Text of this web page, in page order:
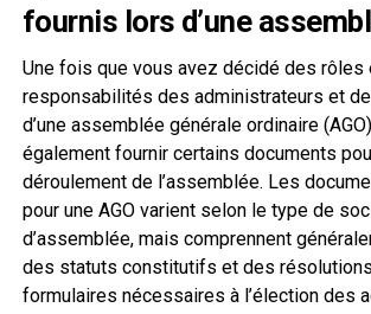
fournis lors d’une
Une fois que vous avez décidé des rôles
responsabilités des administrateurs et
d’une assemblée générale ordinaire
également fournir certains documents
déroulement de l’assemblée. Les
pour une AGO varient selon le type de
d’assemblée, mais comprennent
des statuts constitutifs et des
formulaires nécessaires à l’élection des